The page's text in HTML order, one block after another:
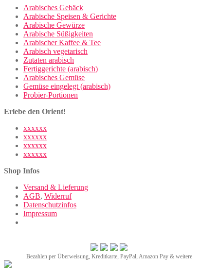
Arabisches Gebäck
Arabische Speisen & Gerichte
Arabische Gewürze
Arabische Süßigkeiten
Arabischer Kaffee & Tee
Arabisch vegetarisch
Zutaten arabisch
Fertiggerichte (arabisch)
Arabisches Gemüse
Gemüse eingelegt (arabisch)
Probier-Portionen
Erlebe den Orient!
xxxxxx
xxxxxx
xxxxxx
xxxxxx
Shop Infos
Versand & Lieferung
AGB, Widerruf
Datenschutzinfos
Impressum